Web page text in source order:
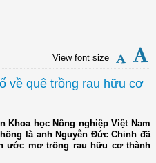
View font size
về quê trồng rau hữu cơ
Khoa học Nông nghiệp Việt Nam
là anh Nguyễn Đức Chinh đã
ước mơ trồng rau hữu cơ thành